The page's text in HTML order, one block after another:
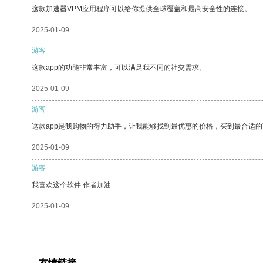
这款加速器VPM应用程序可以给你提供全球覆盖和最高安全性的连接。
2025-01-09
游客
这款app的功能非常丰富，可以满足我不同的社交需求。
2025-01-09
游客
这款app是我购物的得力助手，让我能够找到最优惠的价格，买到最合适
2025-01-09
游客
我喜欢这个软件 作者加油
2025-01-09